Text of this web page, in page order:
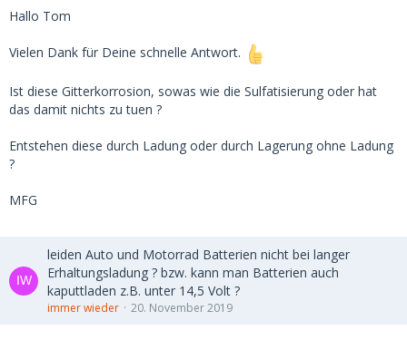
Hallo Tom
Vielen Dank für Deine schnelle Antwort.
Ist diese Gitterkorrosion, sowas wie die Sulfatisierung oder hat
das damit nichts zu tuen ?
Entstehen diese durch Ladung oder durch Lagerung ohne Ladung
?
MFG
leiden Auto und Motorrad Batterien nicht bei langer
Erhaltungsladung ? bzw. kann man Batterien auch
kaputtladen z.B. unter 14,5 Volt ?
immer wieder 20. November 2019